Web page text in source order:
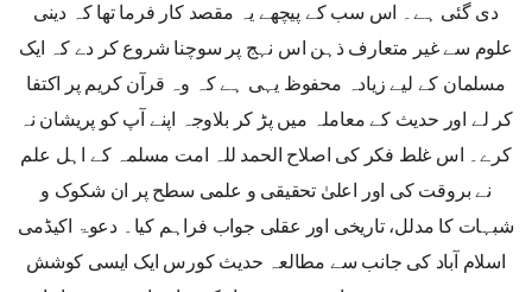
دی گئی ہے۔ اس سب کے پیچھے یہ مقصد کار فرما تھا کہ دینی
علوم سے غیر متعارف ذہن اس نہج پر سوچنا شروع کر دے کہ ایک
مسلمان کے لیے زیادہ محفوظ یہی ہے کہ وہ قرآن کریم پر اکتفا
کر لے اور حدیث کے معاملہ میں پڑ کر بلاوجہ اپنے آپ کو پریشان نہ
کرے۔ اس غلط فکر کی اصلاح الحمد للہ امت مسلمہ کے اہل علم
نے بروقت کی اور اعلیٰ تحقیقی و علمی سطح پر ان شکوک و
شبہات کا مدلل، تاریخی اور عقلی جواب فراہم کیا۔ دعوۃ اکیڈمی
اسلام آباد کی جانب سے مطالعہ حدیث کورس ایک ایسی کوشش